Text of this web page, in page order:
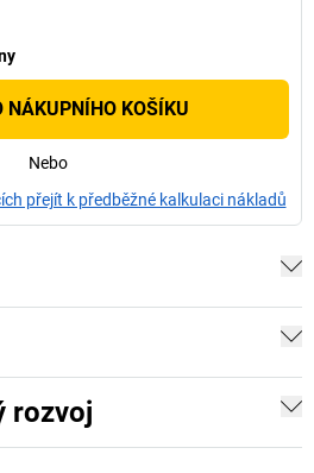
NÁKUPNÍHO KOŠÍKU
Nebo
přejít k předběžné kalkulaci nákladů
rozvoj